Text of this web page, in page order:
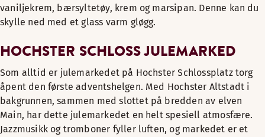
vaniljekrem, bærsyltetøy, krem og marsipan. Denne kan du
skylle ned med et glass varm gløgg.
HOCHSTER SCHLOSS JULEMARKED
Som alltid er julemarkedet på Hochster Schlossplatz torg
åpent den første adventshelgen. Med Hochster Altstadt i
bakgrunnen, sammen med slottet på bredden av elven
Main, har dette julemarkedet en helt spesiell atmosfære.
Jazzmusikk og tromboner fyller luften, og markedet er et